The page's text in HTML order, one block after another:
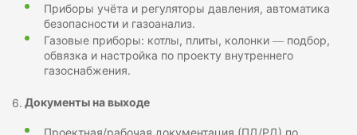
Приборы учёта и регуляторы давления, автоматика
безопасности и газоанализ.
Газовые приборы: котлы, плиты, колонки — подбор,
обвязка и настройка по проекту внутреннего
газоснабжения.
Документы на выходе